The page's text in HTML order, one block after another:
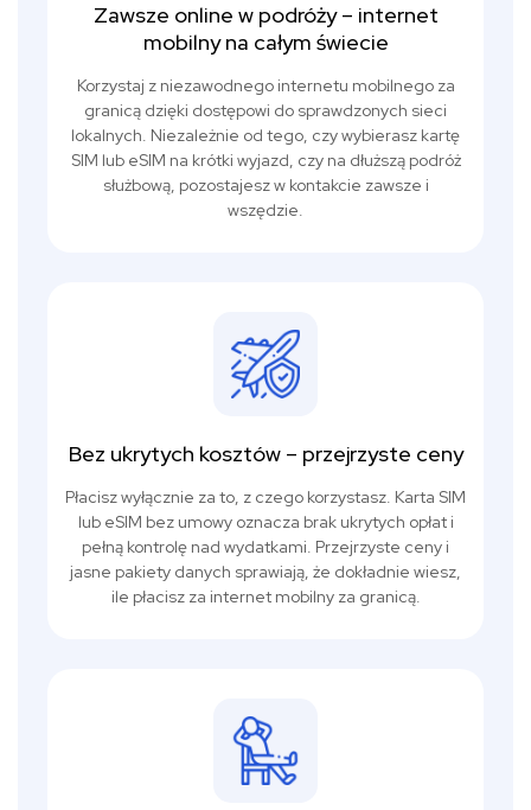
Zawsze online w podróży – internet
mobilny na całym świecie
Korzystaj z niezawodnego internetu mobilnego za
granicą dzięki dostępowi do sprawdzonych sieci
lokalnych. Niezależnie od tego, czy wybierasz kartę
SIM lub eSIM na krótki wyjazd, czy na dłuższą podróż
służbową, pozostajesz w kontakcie zawsze i
wszędzie.
Bez ukrytych kosztów – przejrzyste ceny
Płacisz wyłącznie za to, z czego korzystasz. Karta SIM
lub eSIM bez umowy oznacza brak ukrytych opłat i
pełną kontrolę nad wydatkami. Przejrzyste ceny i
jasne pakiety danych sprawiają, że dokładnie wiesz,
ile płacisz za internet mobilny za granicą.